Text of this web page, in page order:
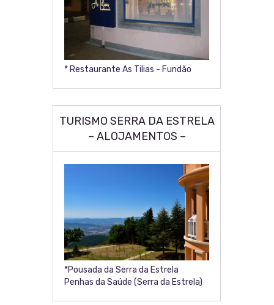
* Restaurante As Tilias - Fundão
TURISMO SERRA DA ESTRELA
– ALOJAMENTOS –
*Pousada da Serra da Estrela
Penhas da Saúde (Serra da Estrela)